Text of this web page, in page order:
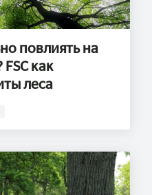
повлиять на
как
леса